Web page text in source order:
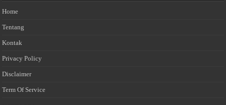
Home
Tentang
Kontak
Privacy Policy
Disclaimer
Term Of Service